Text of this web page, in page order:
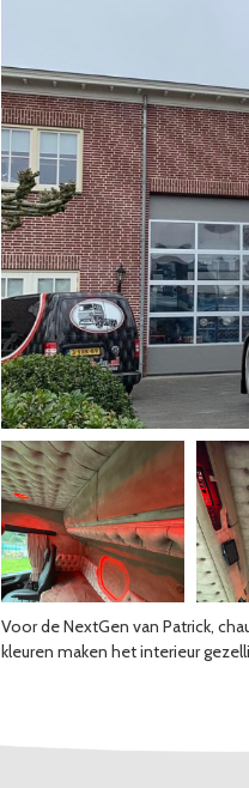
Voor de NextGen van Patrick,
kleuren maken het interieur